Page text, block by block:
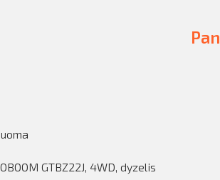
GTBZ22J, 4WD, dyzelis